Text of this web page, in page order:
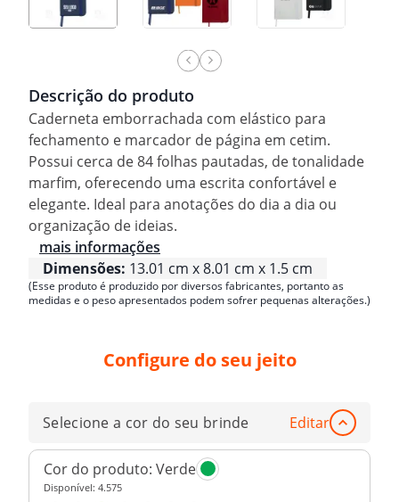
Descrição do produto
Caderneta emborrachada com elástico para
fechamento e marcador de página em cetim.
Possui cerca de 84 folhas pautadas, de tonalidade
marfim, oferecendo uma escrita confortável e
elegante. Ideal para anotações do dia a dia ou
organização de ideias.
mais informações
Dimensões: 13.01 cm x 8.01 cm x 1.5 cm
(Esse produto é produzido por diversos fabricantes, portanto as
medidas e o peso apresentados podem sofrer pequenas alterações.)
Configure do seu jeito
Selecione a cor do seu brinde Editar
Cor do produto: Verde
Disponível: 4.575